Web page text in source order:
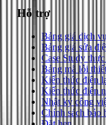
Hỗ trợ
Bảng giá dịch vụ
Bảng giá sửa
Case Study
Bảng mã lỗi
Kiến thức điện
Kiến thức điện
Nhật ký công
Chính sách bảo